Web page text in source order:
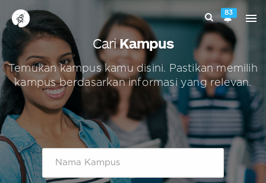
83
CariKampus
Temukan kampus kamu disini. Pastikan memilih
kampus berdasarkan informasi yang relevan.